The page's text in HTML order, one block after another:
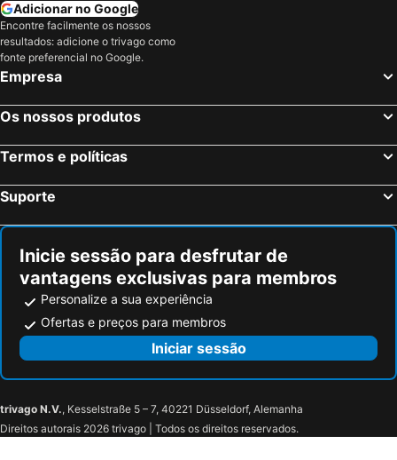
Adicionar no Google
Encontre facilmente os nossos
resultados: adicione o trivago como
fonte preferencial no Google.
Empresa
Os nossos produtos
Termos e políticas
Suporte
Inicie sessão para desfrutar de
vantagens exclusivas para membros
Personalize a sua experiência
Ofertas e preços para membros
Iniciar sessão
trivago N.V., Kesselstraße 5 – 7, 40221 Düsseldorf, Alemanha
Direitos autorais 2026 trivago | Todos os direitos reservados.